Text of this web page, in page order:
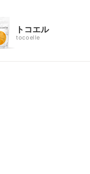
トコエル
tocoelle